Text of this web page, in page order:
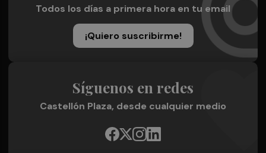
Todos los días a primera hora en tu email
¡Quiero suscribirme!
Síguenos en redes
Castellón Plaza, desde cualquier medio